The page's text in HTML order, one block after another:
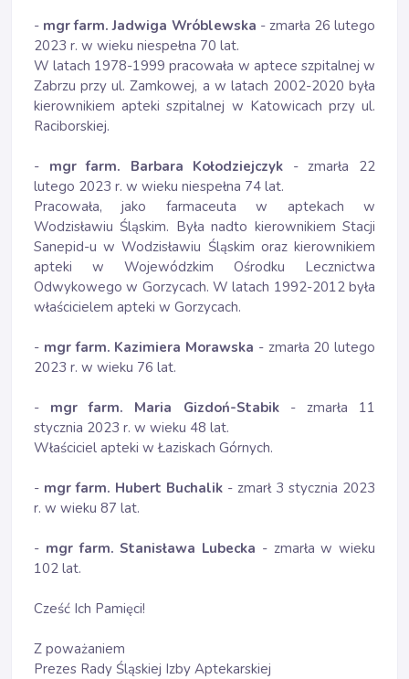
- mgr farm. Jadwiga Wróblewska - zmarła 26 lutego
2023 r. w wieku niespełna 70 lat.
W latach 1978-1999 pracowała w aptece szpitalnej w
Zabrzu przy ul. Zamkowej, a w latach 2002-2020 była
kierownikiem apteki szpitalnej w Katowicach przy ul.
Raciborskiej.
- mgr farm. Barbara Kołodziejczyk - zmarła 22
lutego 2023 r. w wieku niespełna 74 lat.
Pracowała, jako farmaceuta w aptekach w
Wodzisławiu Śląskim. Była nadto kierownikiem Stacji
Sanepid-u w Wodzisławiu Śląskim oraz kierownikiem
apteki w Wojewódzkim Ośrodku Lecznictwa
Odwykowego w Gorzycach. W latach 1992-2012 była
właścicielem apteki w Gorzycach.
- mgr farm. Kazimiera Morawska - zmarła 20 lutego
2023 r. w wieku 76 lat.
- mgr farm. Maria Gizdoń-Stabik- zmarła 11
stycznia 2023 r. w wieku 48 lat.
Właściciel apteki w Łaziskach Górnych.
- mgr farm. Hubert Buchalik - zmarł 3 stycznia 2023
r. w wieku 87 lat.
- mgr farm. Stanisława Lubecka - zmarła w wieku
102 lat.
Cześć Ich Pamięci!
Z poważaniem
Prezes Rady Śląskiej Izby Aptekarskiej